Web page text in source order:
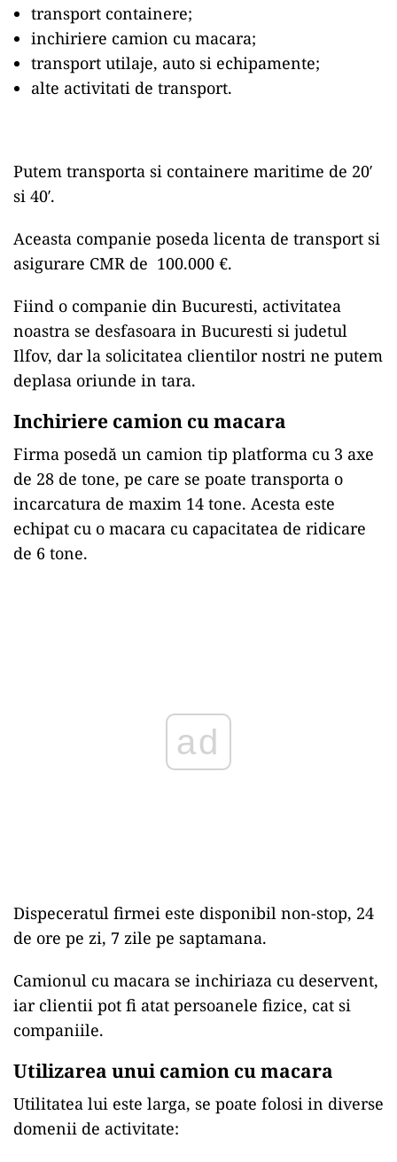
transport containere;
inchiriere camion cu macara;
transport utilaje, auto si echipamente;
alte activitati de transport.
Putem transporta si containere maritime de 20′
si 40′.
Aceasta companie poseda licenta de transport si
asigurare CMR de 100.000 €.
Fiind o companie din Bucuresti, activitatea
noastra se desfasoara in Bucuresti si judetul
Ilfov, dar la solicitatea clientilor nostri ne putem
deplasa oriunde in tara.
Inchiriere camion cu macara
Firma posedă un camion tip platforma cu 3 axe
de 28 de tone, pe care se poate transporta o
incarcatura de maxim 14 tone. Acesta este
echipat cu o macara cu capacitatea de ridicare
de 6 tone.
ad
Dispeceratul firmei este disponibil non-stop, 24
de ore pe zi, 7 zile pe saptamana.
Camionul cu macara se inchiriaza cu deservent,
iar clientii pot fi atat persoanele fizice, cat si
companiile.
Utilizarea unui camion cu macara
Utilitatea lui este larga, se poate folosi in diverse
domenii de activitate: